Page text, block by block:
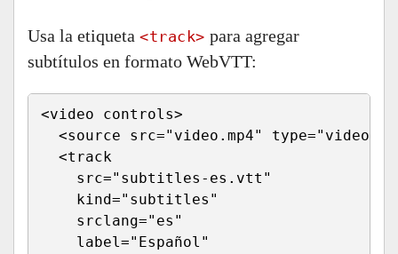
Usa la etiqueta <track> para agregar
subtítulos en formato WebVTT:
<video controls>
<source src="video.mp4" type="video/
  <track
    src="subtitles-es.vtt"
    kind="subtitles"
    srclang="es"
    label="Español"